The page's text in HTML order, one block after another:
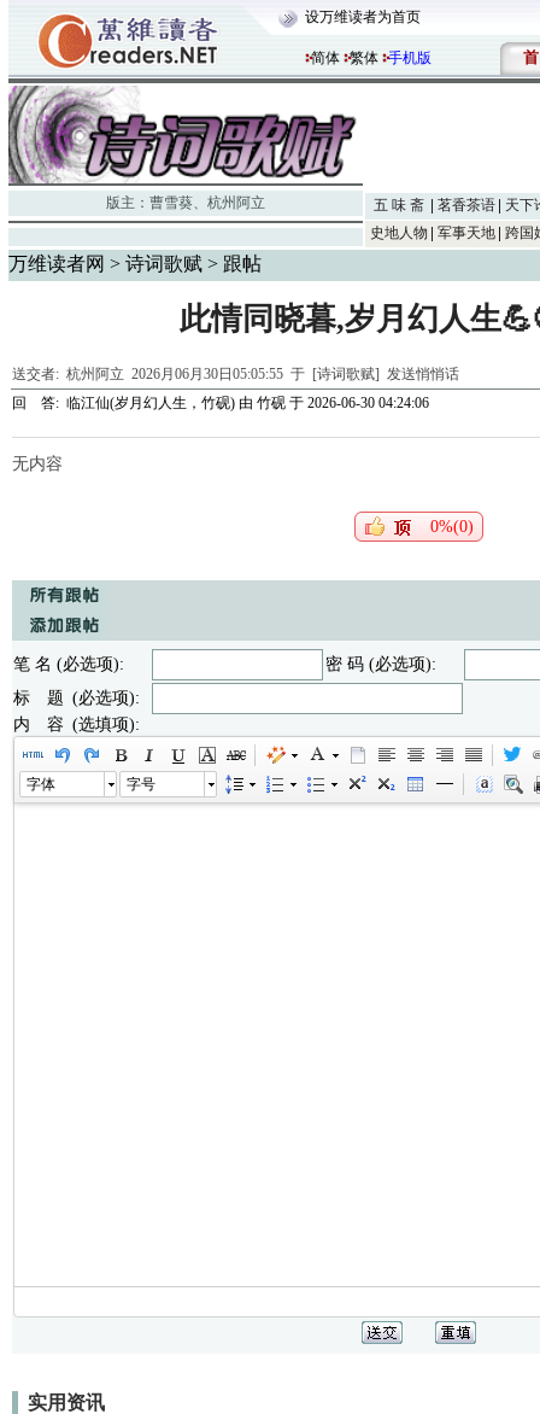
设万维读者为首页
简体 繁体 手机版 首
版主： 曹雪葵、 杭州阿立 五 味 斋 茗香茶语
天下
史地人物
军事天地 跨国
万维读者网 > 诗词歌赋 > 跟帖
此情同晓暮,岁月幻人生
送交者: 杭州阿立 2026月06月30日05:05:55 于 [诗词歌赋] 发送悄悄话
回 答: 临江仙(岁月幻人生，竹砚) 由 竹砚 于 2026-06-30 04:24:06
无内容
0%(0)
笔 名 (必选项):
密 码 (必选项):
标 题 (必选项):
内 容 (选填项):
字体 字号
实用资讯